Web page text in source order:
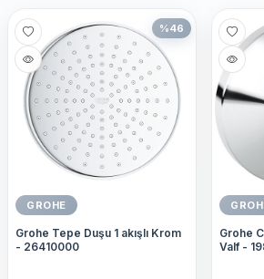
%46
GROHE
Grohe Tepe Duşu 1 akışlı Krom
- 26410000
Grohe
Valf -